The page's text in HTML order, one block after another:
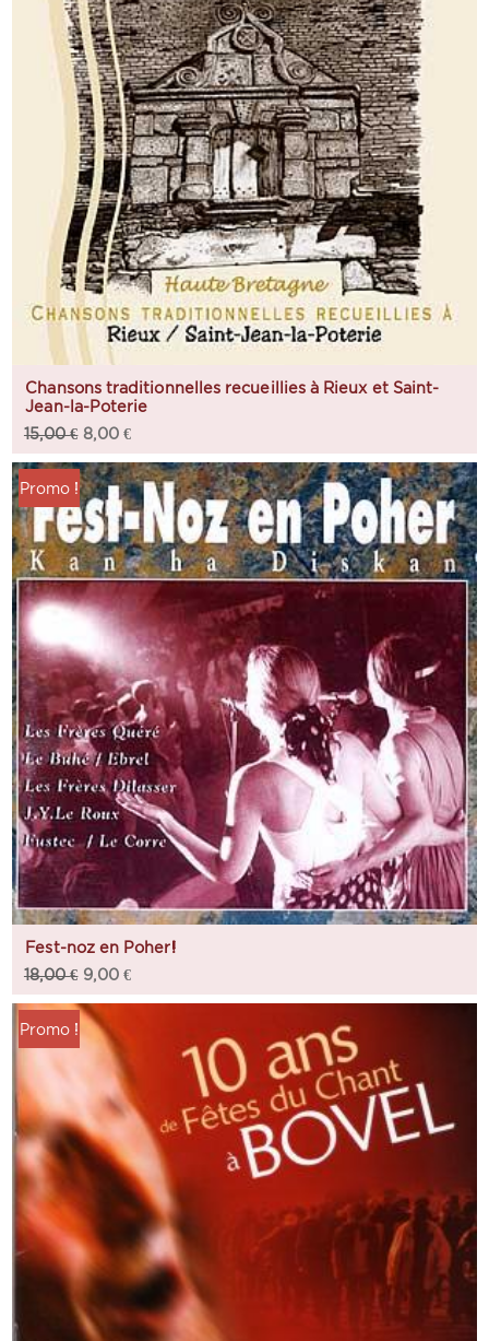
Chansons traditionnelles recueillies à Rieux et Saint-
Jean-la-Poterie
15,00€ 8,00 €
Promo !
Fest-noz en Poher!
18,00€ 9,00 €
Promo !